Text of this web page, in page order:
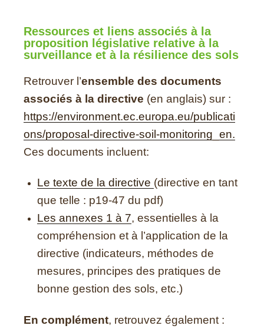
Ressources et liens associés à la
proposition législative relative à la
surveillance et à la résilience des sols
Retrouver l’ensemble des documents
associés à la directive (en anglais) sur :
https://environment.ec.europa.eu/publicati
ons/proposal-directive-soil-monitoring_en.
Ces documents incluent:
Le texte de la directive (directive en tant
que telle : p19-47 du pdf)
Les annexes 1 à 7, essentielles à la
compréhension et à l’application de la
directive (indicateurs, méthodes de
mesures, principes des pratiques de
bonne gestion des sols, etc.)
En complément, retrouvez également :